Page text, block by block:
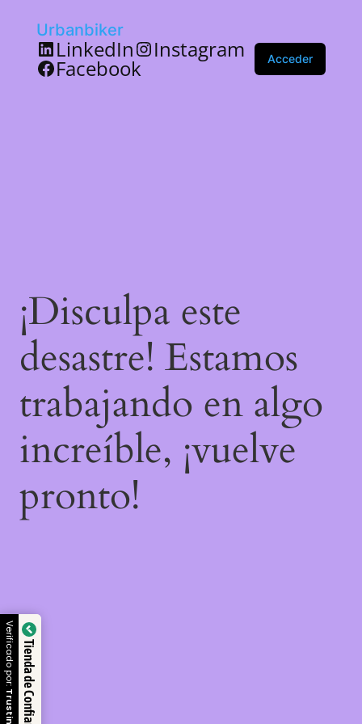
Urbanbiker
LinkedIn Instagram
Facebook Acceder
¡Disculpa este
desastre! Estamos
trabajando en algo
increíble, ¡vuelve
pronto!
Tienda de Confianza
Verificado por: